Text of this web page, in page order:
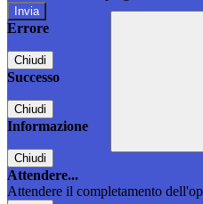
Errore
Chiudi
Successo
Chiudi
Informazione
Chiudi
Attendere...
Attendere il completamento